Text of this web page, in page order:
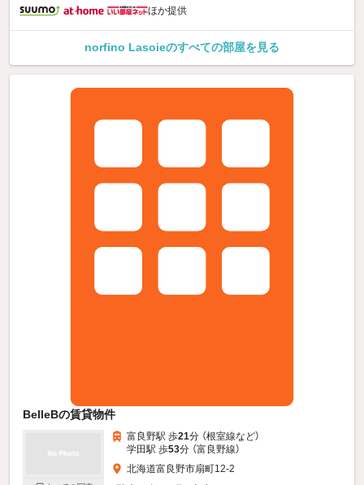
ほか提供
norfino Lasoieのすべての部屋を見る
BelleBの賃貸物件
富良野駅 歩21分 （根室線など）
学田駅 歩53分 （富良野線）
北海道富良野市扇町12-2